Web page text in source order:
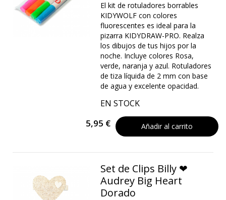
El kit de rotuladores borrables
KIDYWOLF con colores
fluorescentes es ideal para la
pizarra KIDYDRAW-PRO. Realza
los dibujos de tus hijos por la
noche. Incluye colores Rosa,
verde, naranja y azul. Rotuladores
de tiza líquida de 2 mm con base
de agua y excelente opacidad.
EN STOCK
5,95 € Añadir al carrito
Set de Clips Billy ❤
Audrey Big Heart
Dorado